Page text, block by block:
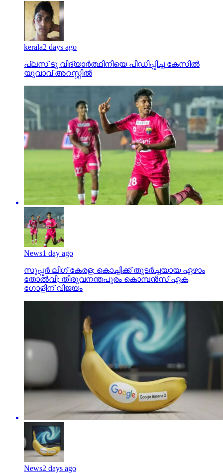
kerala2 days ago
പ്ലസ് ടു വിദ്യാര്‍ത്ഥിനിയെ പീഡിപ്പിച്ച കേസില്‍
യുവാവ് അറസ്റ്റില്‍
News1 day ago
സൂപ്പര്‍ ലീഗ് കേരള: കൊച്ചിക്ക് തുടര്‍ച്ചയായ ഏഴാം
തോല്‍വി; തിരുവനന്തപുരം കൊമ്പന്‍സ് ഏക
ഗോളിന് വിജയം
News2 days ago